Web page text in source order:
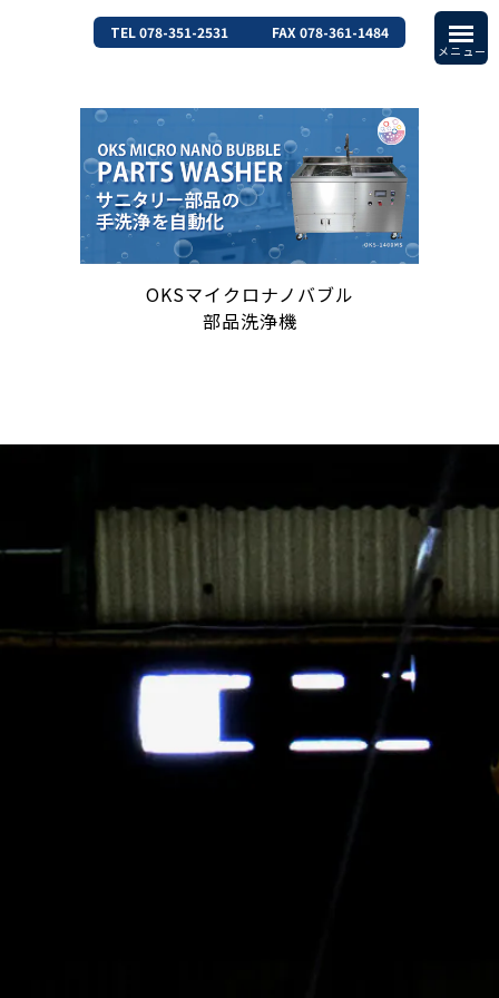
TEL 078-351-2531 FAX 078-361-1484
OKSマイクロナノバブル
部品洗浄機